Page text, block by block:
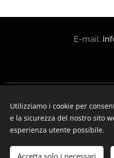
E-mail:
WEB
Utilizziamo i cookie per
e la sicurezza del nostro sito
esperienza utente possibile.
Accetta solo i necessari